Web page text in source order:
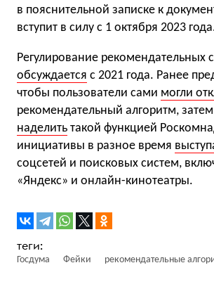
в пояснительной записке к
вступит в силу с 1 октября 2023
Регулирование рекомендательных
обсуждается с 2021 года. Ранее
чтобы пользователи сами могли
рекомендательный алгоритм,
наделить такой функцией
инициативы в разное время
соцсетей и поисковых систем,
«Яндекс» и онлайн-кинотеатры.
Госдума Фейки рекомендательные